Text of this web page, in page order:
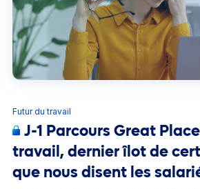
Futur du travail
J-1 Parcours Great
travail, dernier îlot de
que nous disent les